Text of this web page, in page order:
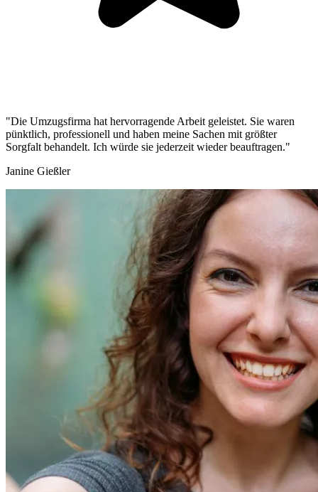
"Die Umzugsfirma hat hervorragende Arbeit geleistet. Sie waren
pünktlich, professionell und haben meine Sachen mit größter
Sorgfalt behandelt. Ich würde sie jederzeit wieder beauftragen."
Janine Gießler